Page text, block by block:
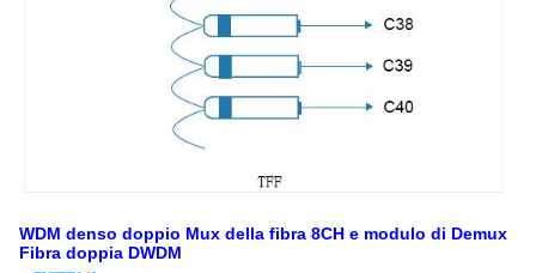
WDM denso doppio Mux della fibra 8CH e modulo di Demux
Fibra doppia DWDM